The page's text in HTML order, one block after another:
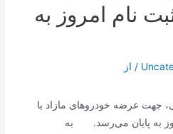
نام امروز به
/ از
جهت عرضه خودروهای مازاد با
به پایان می‌رسد. به